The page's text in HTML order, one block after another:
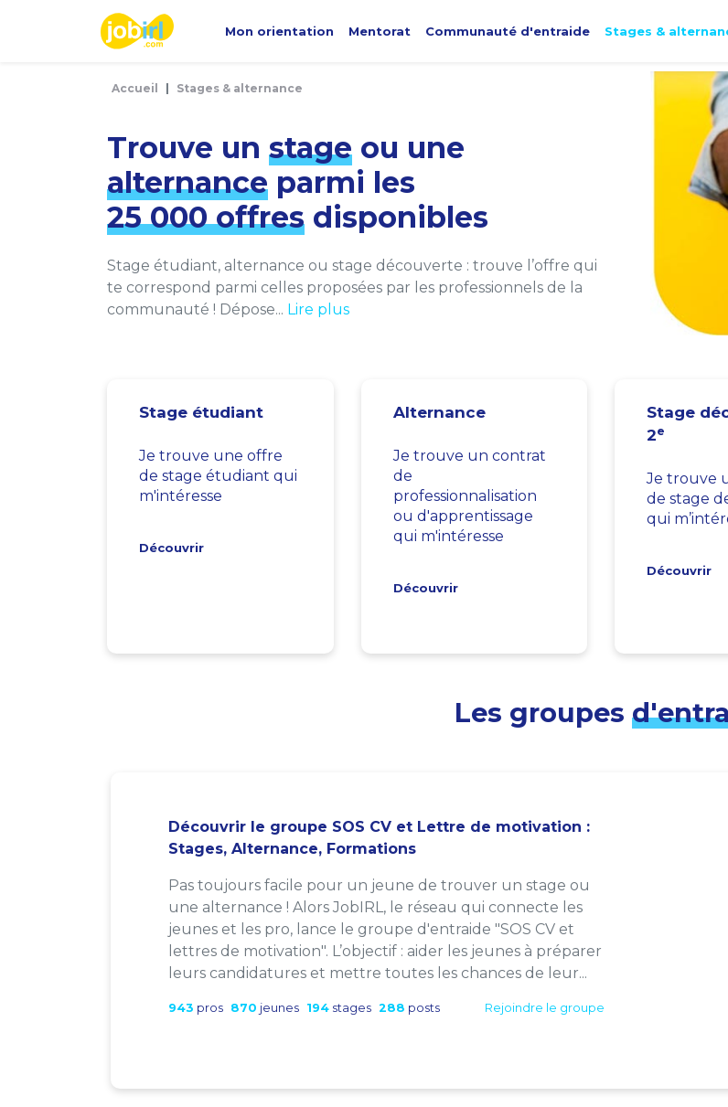
Mon orientation Mentorat Communauté d'entraide Stages &
Accueil Stages & alternance
Trouve un stage ou une
alternance parmi les
25 000 offres disponibles
Stage étudiant, alternance ou stage découverte : trouve l’offre qui
te correspond parmi celles proposées par les professionnels de la
communauté ! Dépose... Lire plus
Stage étudiant
Je trouve une offre
de stage étudiant qui
m'intéresse
Découvrir
Alternance
Je trouve un contrat
de
professionnalisation
ou d'apprentissage
qui m'intéresse
Découvrir
Stage
2e
Je trouve
de stage
qui
Découvrir
Les groupes
Découvrir le groupe SOS CV et Lettre de motivation :
Stages, Alternance, Formations
Pas toujours facile pour un jeune de trouver un stage ou
une alternance ! Alors JobIRL, le réseau qui connecte les
jeunes et les pro, lance le groupe d'entraide "SOS CV et
lettres de motivation". L’objectif : aider les jeunes à préparer
leurs candidatures et mettre toutes les chances de leur...
943 pros 870 jeunes 194 stages 288 posts Rejoindre le groupe
Panneau de gestion des cookies